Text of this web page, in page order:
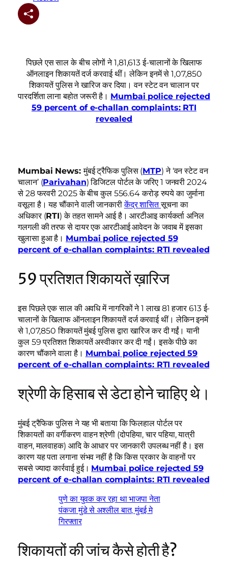
पिछले एस साल के बीच लोगों ने 1,81,613 ई-चालानों के खिलाफ
ऑनलाइन शिकायतें दर्ज करवाई थीं। लेकिन इनमें से 1,07,850
शिकायतें पुलिस ने खारिज कर दिया। वन स्टेट वन चालान पर
पारदर्शिता लाना बहोत जरूरी है। Mumbai police rejected
59 percent of e-challan complaints: RTI
revealed
Mumbai News:मुंबई ट्रैफिक पुलिस (MTP) ने ‘वन स्टेट वन
चालान’ (Parivahan) डिजिटल पोर्टल के जरिए 1 जनवरी 2024
से 28 फरवरी 2025 के बीच कुल 556.64 करोड़ रुपये का जुर्माना
वसूला है। यह चौंकाने वाली जानकारीकेंद्र शासितसूचना का
अधिकार (RTI) के तहत सामने आई है। आरटीआइ कार्यकर्ता अनिल
गलगली की तरफ से दायर एक आरटीआई आवेदन के जवाब में इसका
खुलासा हुआ है। Mumbai police rejected 59
percent of e-challan complaints: RTI revealed
59 प्रतिशत शिकायतें ख़ारिज
इस पिछले एक साल की अवधि में नागरिकों ने 1 लाख 81 हजार 613 ई-
चालानों के खिलाफ ऑनलाइन शिकायतें दर्ज करवाई थीं। लेकिन इनमें
से 1,07,850 शिकायतें मुंबई पुलिस द्वारा खारिज कर दी गईं। यानी
कुल 59 प्रतिशत शिकायतें अस्वीकार कर दी गईं। इसके पीछे का
कारण चौंकाने वाला है। Mumbai police rejected 59
percent of e-challan complaints: RTI revealed
श्रेणी के हिसाब से डेटा होने चाहिए थे।
मुंबई ट्रैफिक पुलिस ने यह भी बताया कि फिलहाल पोर्टल पर
शिकायतों का वर्गीकरण वाहन श्रेणी (दोपहिया, चार पहिया, यात्री
वाहन, मालवाहक) आदि के आधार पर जानकारी उपलब्ध नहीं है। इस
कारण यह पता लगाना संभव नहीं है कि किस प्रकार के वाहनों पर
सबसे ज्यादा कार्रवाई हुई। Mumbai police rejected 59
percent of e-challan complaints: RTI revealed
पुणे का युवक कर रहा था भाजपा नेता
पंकजा मुंडे से अश्लील बात, मुंबई मे
गिरफ्तार
शिकायतों की जांच कैसे होती है?